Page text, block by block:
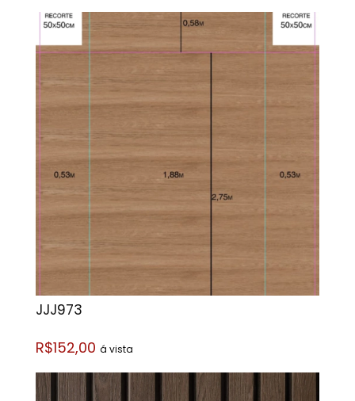
JJJ973
R$152,00 á vista